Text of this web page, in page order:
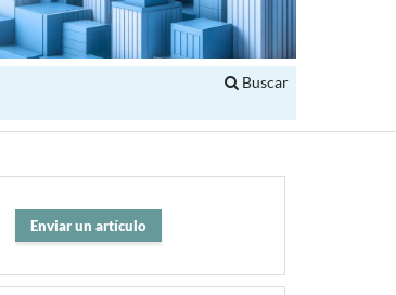
Buscar
Enviar un artículo